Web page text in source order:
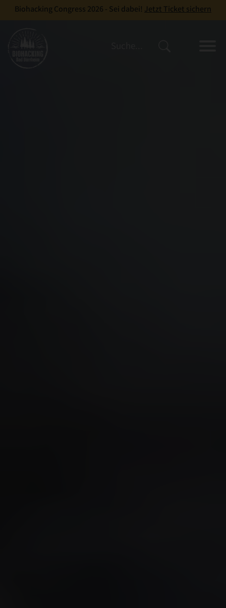
Biohacking Congress 2026 - Sei dabei! Jetzt Ticket sichern